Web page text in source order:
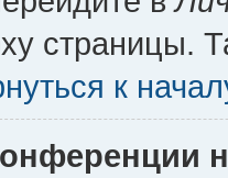
страницы.
к